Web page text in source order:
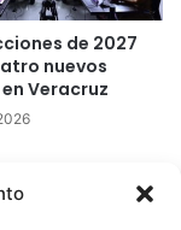
de 2027
nuevos
Veracruz